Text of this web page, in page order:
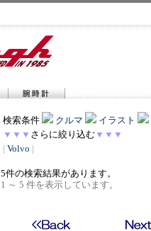
検索条件 クルマ イラスト
▼▼▼ さらに絞り込む▼▼▼
| Volvo |
5件の検索結果があります。
1 ～ 5 件を表示しています。